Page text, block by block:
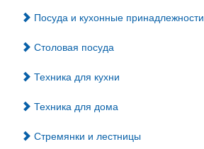
Посуда и кухонные принадлежности
Столовая посуда
Техника для кухни
Техника для дома
Стремянки и лестницы